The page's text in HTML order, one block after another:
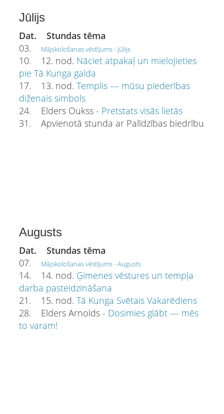
Jūlijs
Dat. Stundas tēma
03.
Mājskološanas vēstījums - Jūlijs
10. 12. nod. Nāciet atpakaļ un mielojieties
pie Tā Kunga galda
17. 13. nod. Templis — mūsu piederības
diženais simbols
24. Elders Oukss - Pretstats visās lietās
31. Apvienotā stunda ar Palīdzības biedrību
Augusts
Dat. Stundas tēma
07.
Mājskološanas vēstījums - Augusts
14. 14. nod. Ģimenes vēstures un tempļa
darba pasteidzināšana
21. 15. nod. Tā Kunga Svētais Vakarēdiens
28. Elders Arnolds - Dosimies glābt — mēs
to varam!